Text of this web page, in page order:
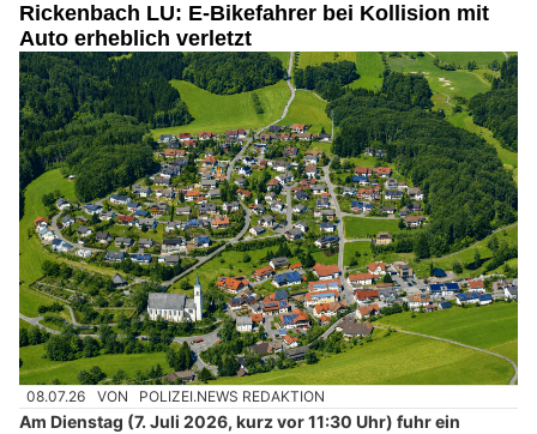
Rickenbach LU: E-Bikefahrer bei Kollision mit
Auto erheblich verletzt
08.07.26 VON POLIZEI.NEWS REDAKTION
Am Dienstag (7. Juli 2026, kurz vor 11:30 Uhr) fuhr ein